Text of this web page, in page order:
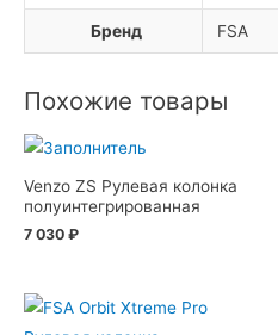
Бренд FSA
Похожие товары
Venzo ZS Рулевая колонка
полуинтегрированная
7 030 ₽